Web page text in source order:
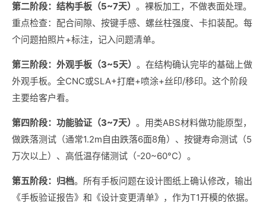
第二阶段：结构手板（5~7天） 。裸板加工，不做表面处理。
重点检查：配合间隙、按键手感、螺丝柱强度、卡扣装配。每
个问题拍照片+标注，记入问题清单。
第三阶段：外观手板（3~5天） 。在结构确认完毕的基础上做
外观手板。全CNC或SLA+打磨+喷涂+丝印/移印。这个阶段
主要给客户看。
第四阶段：功能验证（3~7天） 。用类ABS材料做功能原型，
做跌落测试（通常1.2m自由跌落6面8角）、按键寿命测试（5
万次以上）、高低温存储测试（-20~60°C）。
第五阶段：归档。所有手板问题在设计图纸上确认修改，输出
《手板验证报告》和《设计变更清单》，作为T1开模的依据。